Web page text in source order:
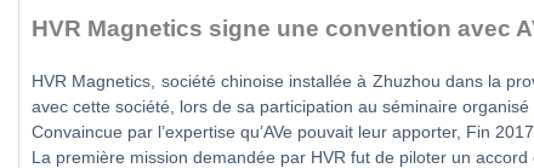
HVR Magnetics signe une convention avec
HVR Magnetics, société chinoise installée à Zhuzhou dans la
avec cette société, lors de sa participation au séminaire
Convaincue par l’expertise qu’AVe pouvait leur apporter, Fin
La première mission demandée par HVR fut de piloter un